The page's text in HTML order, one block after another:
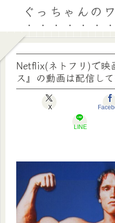
ぐっちゃんの
Netflix(ネトフリ)で映
ス』の動画は配信し
X
LINE